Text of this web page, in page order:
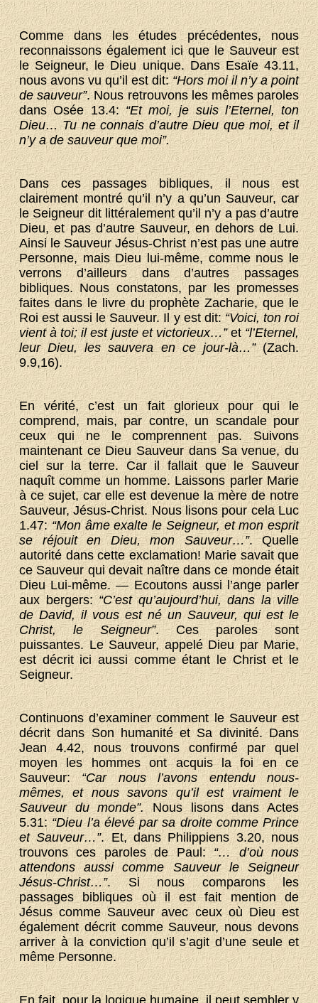
Comme dans les études précédentes, nous
reconnaissons également ici que le Sauveur est
le Seigneur, le Dieu unique. Dans Esaïe 43.11,
nous avons vu qu’il est dit:“Hors moi il n’y a point
de sauveur”. Nous retrouvons les mêmes paroles
dans Osée 13.4:“Et moi, je suis l’Eternel, ton
Dieu… Tu ne connais d’autre Dieu que moi, et il
n’y a de sauveur que moi”.
Dans ces passages bibliques, il nous est
clairement montré qu’il n’y a qu’un Sauveur, car
le Seigneur dit littéralement qu’il n’y a pas d’autre
Dieu, et pas d’autre Sauveur, en dehors de Lui.
Ainsi le Sauveur Jésus-Christ n’est pas une autre
Personne, mais Dieu lui-même, comme nous le
verrons d’ailleurs dans d’autres passages
bibliques. Nous constatons, par les promesses
faites dans le livre du prophète Zacharie, que le
Roi est aussi le Sauveur. Il y est dit: “Voici, ton roi
vient à toi; il est juste et victorieux…”et“l’Eternel,
leur Dieu, les sauvera en ce jour-là…”(Zach.
9.9,16).
En vérité, c’est un fait glorieux pour qui le
comprend, mais, par contre, un scandale pour
ceux qui ne le comprennent pas. Suivons
maintenant ce Dieu Sauveur dans Sa venue, du
ciel sur la terre. Car il fallait que le Sauveur
naquît comme un homme. Laissons parler Marie
à ce sujet, car elle est devenue la mère de notre
Sauveur, Jésus-Christ. Nous lisons pour cela Luc
1.47:“Mon âme exalte le Seigneur, et mon esprit
se réjouit en Dieu, mon Sauveur…”. Quelle
autorité dans cette exclamation! Marie savait que
ce Sauveur qui devait naître dans ce monde était
Dieu Lui-même. — Ecoutons aussi l’ange parler
aux bergers:“C’est qu’aujourd’hui, dans la ville
de David, il vous est né un Sauveur, qui est le
Christ, le Seigneur”. Ces paroles sont
puissantes. Le Sauveur, appelé Dieu par Marie,
est décrit ici aussi comme étant le Christ et le
Seigneur.
Continuons d’examiner comment le Sauveur est
décrit dans Son humanité et Sa divinité. Dans
Jean 4.42, nous trouvons confirmé par quel
moyen les hommes ont acquis la foi en ce
Sauveur:“Car nous l’avons entendu nous-
mêmes, et nous savons qu’il est vraiment le
Sauveur du monde”.Nous lisons dans Actes
5.31:“Dieu l’a élevé par sa droite comme Prince
et Sauveur…”. Et, dans Philippiens 3.20, nous
trouvons ces paroles de Paul:“… d’où nous
attendons aussi comme Sauveur le Seigneur
Jésus-Christ…”. Si nous comparons les
passages bibliques où il est fait mention de
Jésus comme Sauveur avec ceux où Dieu est
également décrit comme Sauveur, nous devons
arriver à la conviction qu’il s’agit d’une seule et
même Personne.
En fait, pour la logique humaine, il peut sembler y